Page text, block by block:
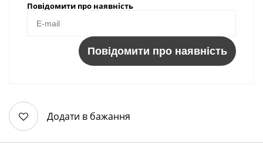
Повідомити про наявність
Повідомити про наявність
Додати в бажання